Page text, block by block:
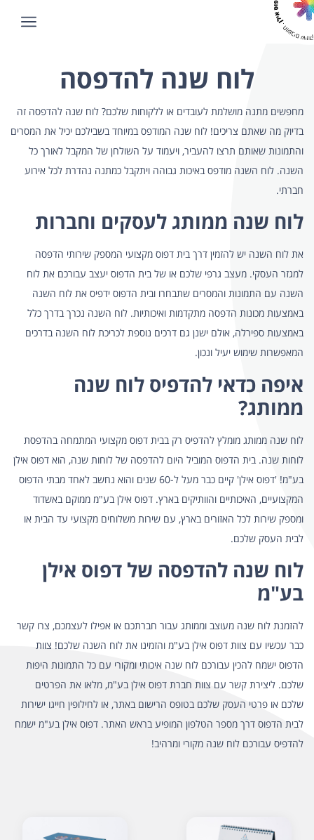
לוח שנה להדפסה
מחפשים מתנה מושלמת לעובדים או ללקוחות שלכם? לוח שנה להדפסה זה
בדיוק מה שאתם צריכים! לוח שנה המודפס במיוחד בשבילכם יכיל את המסרים
והתמונות שאותם תרצו להעביר, ויעמוד על השולחן של המקבל לאורך כל
השנה. לוח השנה מודפס באיכות גבוהה ויתקבל כמתנה נהדרת לכל אירוע
חברתי.
לוח שנה ממותג לעסקים וחברות
את לוח השנה יש להזמין דרך בית דפוס מקצועי המספק שירותי הדפסה
למגזר העסקי. מעצב גרפי שלכם או של בית הדפוס יעצב עבורכם את לוח
השנה עם התמונות והמסרים שתבחרו ובית הדפוס ידפיס את לוח השנה
באמצעות מכונות הדפסה מתקדמות ואיכותיות. לוח השנה נכרך בדרך כלל
באמצעות ספירלה, אולם ישנן גם דרכים נוספת לכריכת לוח השנה בדרכים
המאפשרות שימוש יעיל ונכון.
​איפה כדאי להדפיס לוח שנה
ממותג?
לוח שנה ממותג מומלץ להדפיס רק בבית דפוס מקצועי המתמחה בהדפסת
לוחות שנה. בית הדפוס המוביל היום להדפסה של לוחות שנה, הוא דפוס אילן
בע"מ! 'דפוס אילן' קיים כבר מעל ל-60 שנים והוא נחשב לאחד מבתי הדפוס
המקצועיים, האיכותיים והוותיקים בארץ. דפוס אילן בע"מ ממוקם באשדוד
ומספק שירות לכל האזורים בארץ, עם שירות משלוחים מקצועי עד הבית או
לבית העסק שלכם.
לוח שנה להדפסה של דפוס אילן
בע"מ
להזמנת לוח שנה מעוצב וממותג עבור חברתכם או אפילו לעצמכם, צרו קשר
כבר עכשיו עם צוות דפוס אילן בע"מ והזמינו את לוח השנה שלכם! צוות
הדפוס ישמח להכין עבורכם לוח שנה איכותי ומקורי עם כל התמונות היפות
שלכם. ליצירת קשר עם צוות חברת דפוס אילן בע"מ, מלאו את הפרטים
שלכם או פרטי העסק שלכם בטופס הרישום באתר, או לחילופין חייגו ישירות
לבית הדפוס דרך מספר הטלפון המופיע בראש האתר. דפוס אילן בע"מ ישמח
להדפיס עבורכם לוח שנה מקורי ומרהיב!